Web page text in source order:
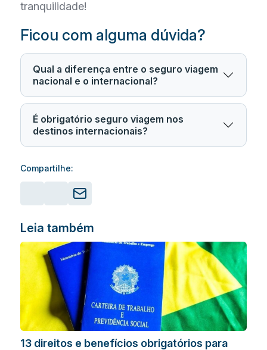
tranquilidade!
Ficou com alguma dúvida?
Qual a diferença entre o seguro viagem
nacional e o internacional?
É obrigatório seguro viagem nos
destinos internacionais?
Compartilhe:
Leia também
13 direitos e benefícios obrigatórios para